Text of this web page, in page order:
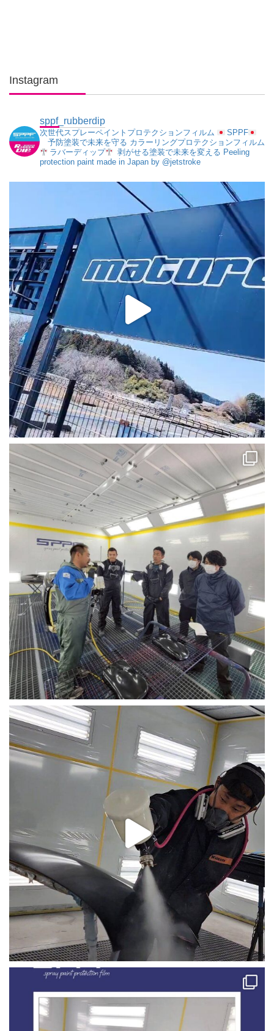
Instagram
sppf_rubberdip
次世代スプレーペイントプロテクションフィルム
SPPF
予防塗装で未来を守る カラーリングプロテクションフィルム
ラバーディップ
剥がせる塗装で未来を変える Peeling
protection paint made in Japan by @jetstroke